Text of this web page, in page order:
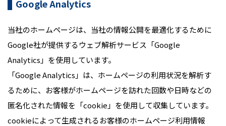
Google Analytics
当社のホームページは、当社の情報公開を最適化するために
Google社が提供するウェブ解析サービス「Google
Analytics」を使用しています。
「Google Analytics」は、ホームページの利用状況を解析す
るために、お客様がホームページを訪れた回数や日時などの
匿名化された情報を「cookie」を使用して収集しています。
cookieによって生成されるお客様のホームページ利用情報